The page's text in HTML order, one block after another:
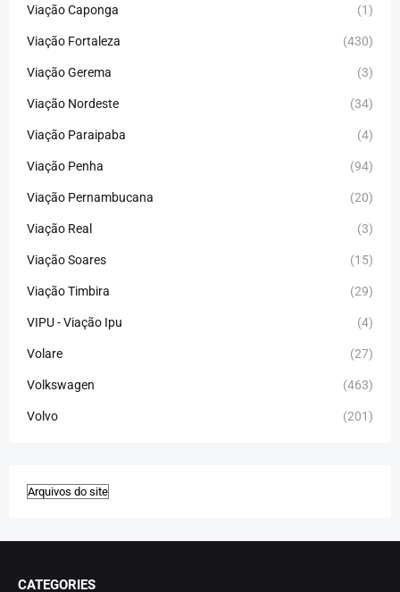
Viação Caponga (1)
Viação Fortaleza (430)
Viação Gerema (3)
Viação Nordeste (34)
Viação Paraipaba (4)
Viação Penha (94)
Viação Pernambucana (20)
Viação Real (3)
Viação Soares (15)
Viação Timbira (29)
VIPU - Viação Ipu (4)
Volare (27)
Volkswagen (463)
Volvo (201)
CATEGORIES